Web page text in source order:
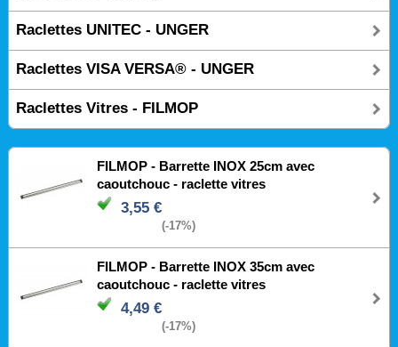
Raclettes UNITEC - UNGER
Raclettes VISA VERSA® - UNGER
Raclettes Vitres - FILMOP
FILMOP - Barrette INOX 25cm avec
caoutchouc - raclette vitres
3,55 €
(-17%)
FILMOP - Barrette INOX 35cm avec
caoutchouc - raclette vitres
4,49 €
(-17%)